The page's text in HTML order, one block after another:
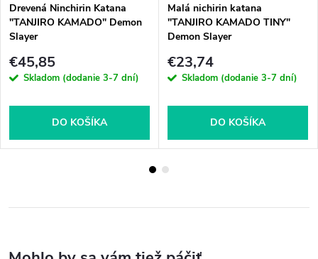
Drevená Ninchirin Katana
"TANJIRO KAMADO" Demon
Slayer
€45,85
Skladom (dodanie 3-7 dní)
DO KOŠÍKA
Malá nichirin katana
"TANJIRO KAMADO TINY"
Demon Slayer
€23,74
Skladom (dodanie 3-7 dní)
DO KOŠÍKA